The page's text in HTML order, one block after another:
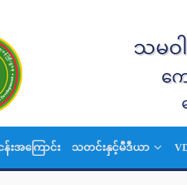
သမဝ
က
းအကြောင်း သတင်းနှင့်မီဒီယာ